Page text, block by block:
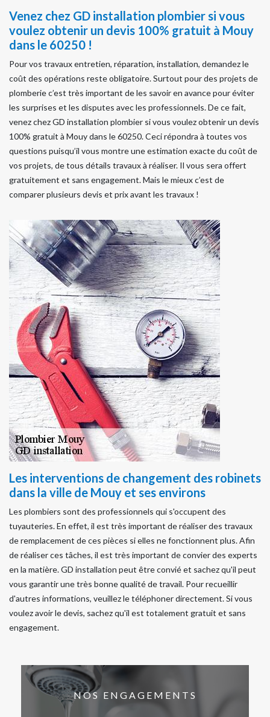
Venez chez GD installation plombier si vous
voulez obtenir un devis 100% gratuit à Mouy
dans le 60250 !
Pour vos travaux entretien, réparation, installation, demandez le
coût des opérations reste obligatoire. Surtout pour des projets de
plomberie c’est très important de les savoir en avance pour éviter
les surprises et les disputes avec les professionnels. De ce fait,
venez chez GD installation plombier si vous voulez obtenir un devis
100% gratuit à Mouy dans le 60250. Ceci répondra à toutes vos
questions puisqu’il vous montre une estimation exacte du coût de
vos projets, de tous détails travaux à réaliser. Il vous sera offert
gratuitement et sans engagement. Mais le mieux c’est de
comparer plusieurs devis et prix avant les travaux !
Les interventions de changement des robinets
dans la ville de Mouy et ses environs
Les plombiers sont des professionnels qui s'occupent des
tuyauteries. En effet, il est très important de réaliser des travaux
de remplacement de ces pièces si elles ne fonctionnent plus. Afin
de réaliser ces tâches, il est très important de convier des experts
en la matière. GD installation peut être convié et sachez qu'il peut
vous garantir une très bonne qualité de travail. Pour recueillir
d'autres informations, veuillez le téléphoner directement. Si vous
voulez avoir le devis, sachez qu'il est totalement gratuit et sans
engagement.
NOS ENGAGEMENTS